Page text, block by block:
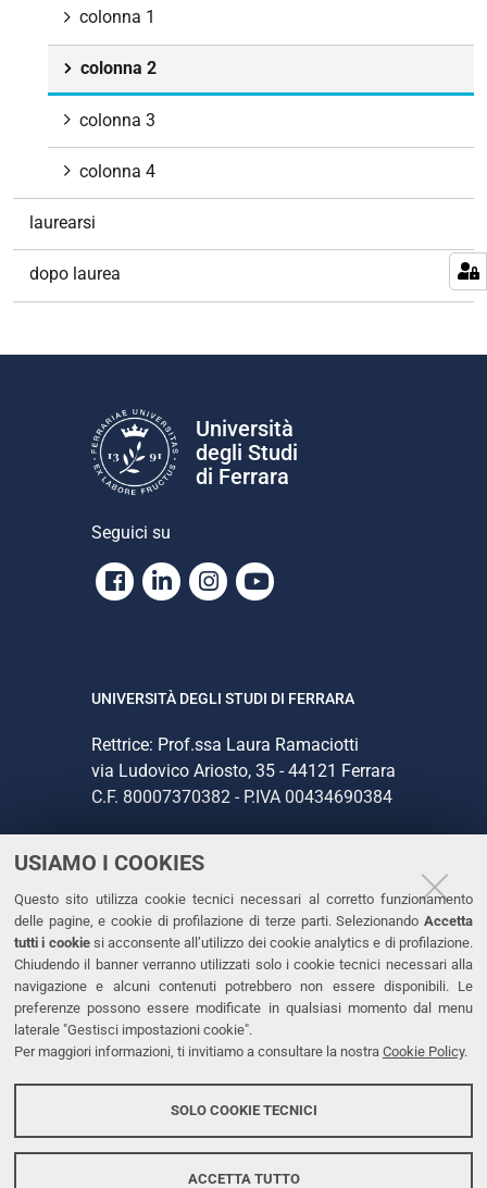
USIAMO I COOKIES
Questo sito utilizza cookie tecnici necessari al corretto funzionamento
delle pagine, e cookie di profilazione di terze parti. Selezionando Accetta
tutti i cookiesi acconsente all’utilizzo dei cookie analytics e di profilazione.
Chiudendo il banner verranno utilizzati solo i cookie tecnici necessari alla
navigazione e alcuni contenuti potrebbero non essere disponibili. Le
preferenze possono essere modificate in qualsiasi momento dal menu
laterale "Gestisci impostazioni cookie".
Per maggiori informazioni, ti invitiamo a consultare la nostra Cookie Policy.
SOLO COOKIE TECNICI
ACCETTA TUTTO
colonna 1
colonna 2
colonna 3
colonna 4
laurearsi
dopo laurea
Università
degli Studi
di Ferrara
Seguici su
Facebook
LinkedinInstagram
Youtube
UNIVERSITÀ DEGLI STUDI DI FERRARA
Rettrice: Prof.ssa Laura Ramaciotti
via Ludovico Ariosto, 35 - 44121 Ferrara
C.F. 80007370382 - P.IVA 00434690384
CONTATTI
Tel. +39 0532 293111
Fax. +39 0532 293031
PEC
LINKS
Dichiarazione di accessibilità
Protezione dati personali